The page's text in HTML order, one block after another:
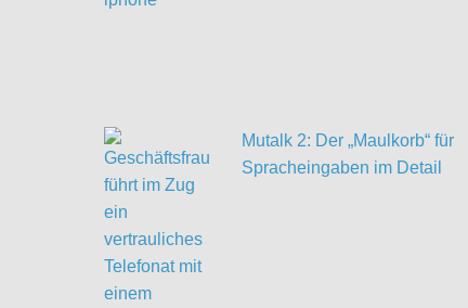
Mutalk 2: Der „Maulkorb“ für
Spracheingaben im Detail